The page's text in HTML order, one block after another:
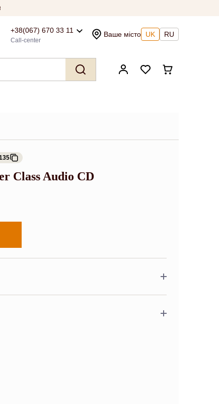
+38(067) 670 33 11
Call-center
Ваше місто UK RU
Class Audio CD